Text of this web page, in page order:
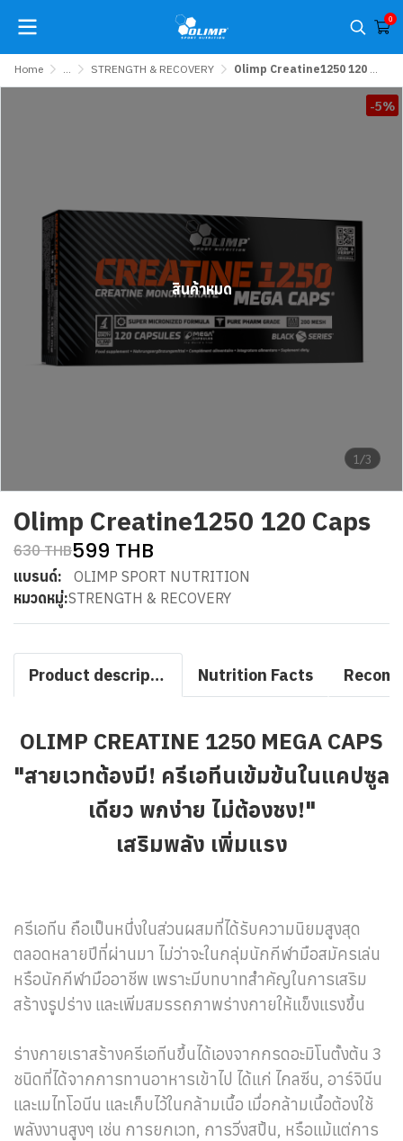
0
Home ... STRENGTH & RECOVERY Olimp Creatine1250 120 Caps
1/3
-5%
สินค้าหมด
Olimp Creatine1250 120 Caps
630 THB599 THB
แบรนด์:
OLIMP SPORT NUTRITION
หมวดหมู่:STRENGTH & RECOVERY
Product description Nutrition Facts
OLIMP CREATINE 1250 MEGA CAPS
"สายเวทต้องมี! ครีเอทีนเข้มข้นในแคปซูล
เดียว พกง่าย ไม่ต้องชง!"
เสริมพลัง เพิ่มแรง
ครีเอทีน ถือเป็นหนึ่งในส่วนผสมที่ได้รับความนิยมสูงสุด
ตลอดหลายปีที่ผ่านมา ไม่ว่าจะในกลุ่มนักกีฬามือสมัครเล่น
หรือนักกีฬามืออาชีพ เพราะมีบทบาทสำคัญในการเสริม
สร้างรูปร่าง และเพิ่มสมรรถภาพร่างกายให้แข็งแรงขึ้น
ร่างกายเราสร้างครีเอทีนขึ้นได้เองจากกรดอะมิโนตั้งต้น 3
ชนิดที่ได้จากการทานอาหารเข้าไป ได้แก่ ไกลซีน, อาร์จินีน
และเมไทโอนีน และเก็บไว้ในกล้ามเนื้อ เมื่อกล้ามเนื้อต้องใช้
พลังงานสูงๆ เช่น การยกเวท, การวิ่งสปิ้น, หรือแม้แต่การ